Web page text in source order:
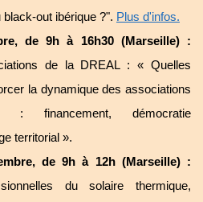
out ibérique ?". Plus d'infos.
de 9h à 16h30 (Marseille) :
de la DREAL : « Quelles
la dynamique des associations
: financement, démocratie
territorial ».
de 9h à 12h (Marseille) :
du solaire thermique,